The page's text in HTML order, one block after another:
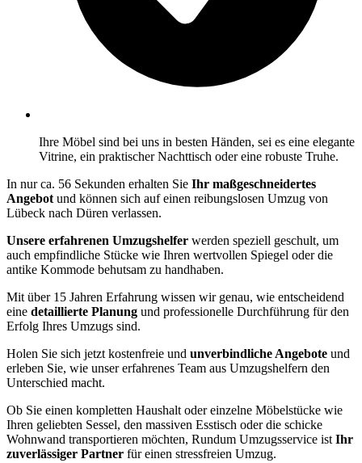
Ihre Möbel sind bei uns in besten Händen, sei es eine elegante
Vitrine, ein praktischer Nachttisch oder eine robuste Truhe.
In nur ca. 56 Sekunden erhalten Sie Ihr maßgeschneidertes
Angebot und können sich auf einen reibungslosen Umzug von
Lübeck nach Düren verlassen.
Unsere erfahrenen Umzugshelfer werden speziell geschult, um
auch empfindliche Stücke wie Ihren wertvollen Spiegel oder die
antike Kommode behutsam zu handhaben.
Mit über 15 Jahren Erfahrung wissen wir genau, wie entscheidend
eine detaillierte Planung und professionelle Durchführung für den
Erfolg Ihres Umzugs sind.
Holen Sie sich jetzt kostenfreie und unverbindliche Angebote und
erleben Sie, wie unser erfahrenes Team aus Umzugshelfern den
Unterschied macht.
Ob Sie einen kompletten Haushalt oder einzelne Möbelstücke wie
Ihren geliebten Sessel, den massiven Esstisch oder die schicke
Wohnwand transportieren möchten, Rundum Umzugsservice ist Ihr
zuverlässiger Partner für einen stressfreien Umzug.